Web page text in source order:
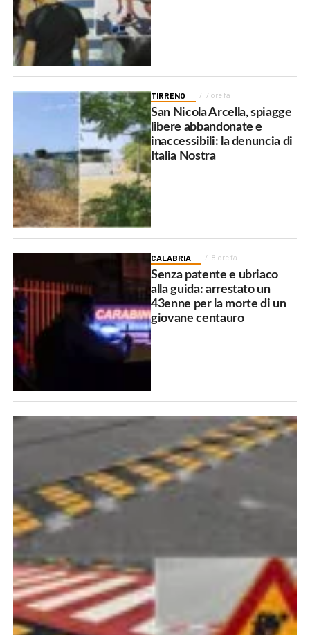
TIRRENO 7 ore fa
San Nicola Arcella, spiagge
libere abbandonate e
inaccessibili: la denuncia di
Italia Nostra
CALABRIA 8 ore fa
Senza patente e ubriaco
alla guida: arrestato un
43enne per la morte di un
giovane centauro